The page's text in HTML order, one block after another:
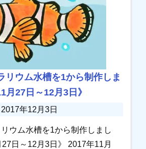
リウム水槽を1から制作しま
月27日～12月3日》
2017年12月3日
ウム水槽を1から制作しまし
日～12月3日》 2017年11月